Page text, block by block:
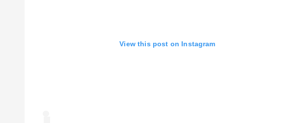
View this post on Instagram